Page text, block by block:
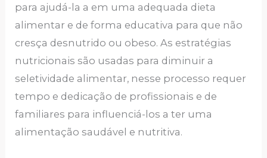
para ajudá-la a em uma adequada dieta
alimentar e de forma educativa para que não
cresça desnutrido ou obeso. As estratégias
nutricionais são usadas para diminuir a
seletividade alimentar, nesse processo requer
tempo e dedicação de profissionais e de
familiares para influenciá-los a ter uma
alimentação saudável e nutritiva.